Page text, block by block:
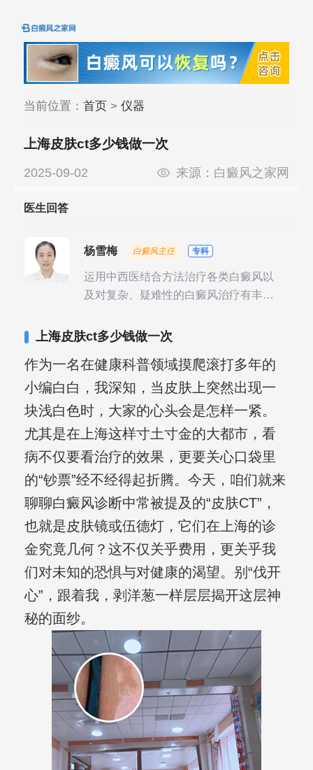
当前位置： 首页> 仪器
上海皮肤ct多少钱做一次
2025-09-02 来源： 白癜风之家网
医生回答
杨雪梅 白癜风主任 专科
运用中西医结合方法治疗各类白癜风以
及对复杂、疑难性的白癜风治疗有丰富
合巩固用药的调理，并对白癜风患者的
导，全方位帮助患者康复。
上海皮肤ct多少钱做一次
作为一名在健康科普领域摸爬滚打多年的
小编白白，我深知，当皮肤上突然出现一
块浅白色时，大家的心头会是怎样一紧。
尤其是在上海这样寸土寸金的大都市，看
病不仅要看治疗的效果，更要关心口袋里
的“钞票”经不经得起折腾。今天，咱们就来
聊聊白癜风诊断中常被提及的“皮肤CT”，
也就是皮肤镜或伍德灯，它们在上海的诊
金究竟几何？这不仅关乎费用，更关乎我
们对未知的恐惧与对健康的渴望。别“伐开
心”，跟着我，剥洋葱一样层层揭开这层神
秘的面纱。